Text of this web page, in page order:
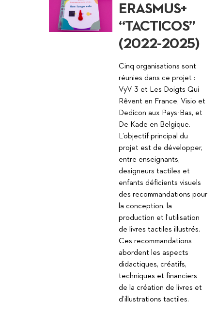
ERASMUS+
“TACTICOS”
(2022-2025)
Cinq organisations sont
réunies dans ce projet :
VyV 3 et Les Doigts Qui
Rêvent en France, Visio et
Dedicon aux Pays-Bas, et
De Kade en Belgique.
L’objectif principal du
projet est de développer,
entre enseignants,
designeurs tactiles et
enfants déficients visuels
des recommandations pour
la conception, la
production et l’utilisation
de livres tactiles illustrés.
Ces recommandations
abordent les aspects
didactiques, créatifs,
techniques et financiers
de la création de livres et
d’illustrations tactiles.